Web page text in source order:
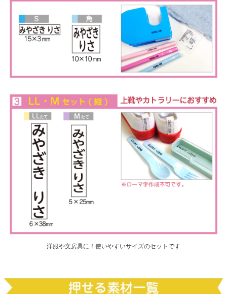
洋服や文房具に！使いやすいサイズのセットです